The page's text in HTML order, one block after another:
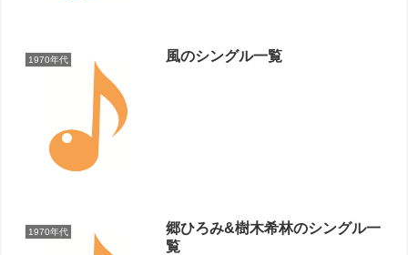
1970年代 風のシングル一覧
1970年代
郷ひろみ&樹木希林のシングル一
覧